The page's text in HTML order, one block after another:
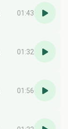
01:43
01:32
01:56